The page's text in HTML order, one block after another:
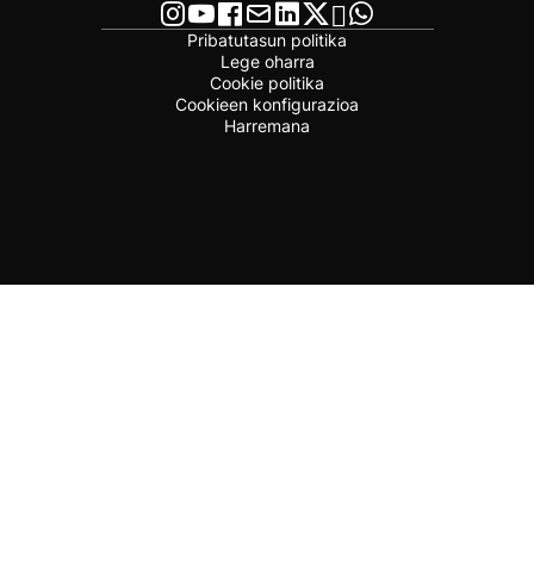
Pribatutasun politika
Lege oharra
Cookie politika
Cookieen konfigurazioa
Harremana